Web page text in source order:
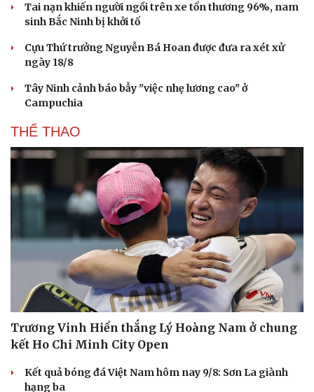
Du lịch
Tai nạn khiến người ngồi trên xe tổn thương 96%, nam
sinh Bắc Ninh bị khởi tố
Cựu Thứ trưởng Nguyễn Bá Hoan được đưa ra xét xử
ngày 18/8
Tây Ninh cảnh báo bẫy "việc nhẹ lương cao" ở
Campuchia
THỂ THAO
Trương Vinh Hiển thắng Lý Hoàng Nam ở chung
kết Ho Chi Minh City Open
Kết quả bóng đá Việt Nam hôm nay 9/8: Sơn La giành
hạng ba